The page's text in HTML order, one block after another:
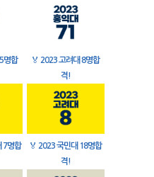
명합
🏅 2023 고려대 8명합
격!
7명합
🏅 2023 국민대 18명합
격!